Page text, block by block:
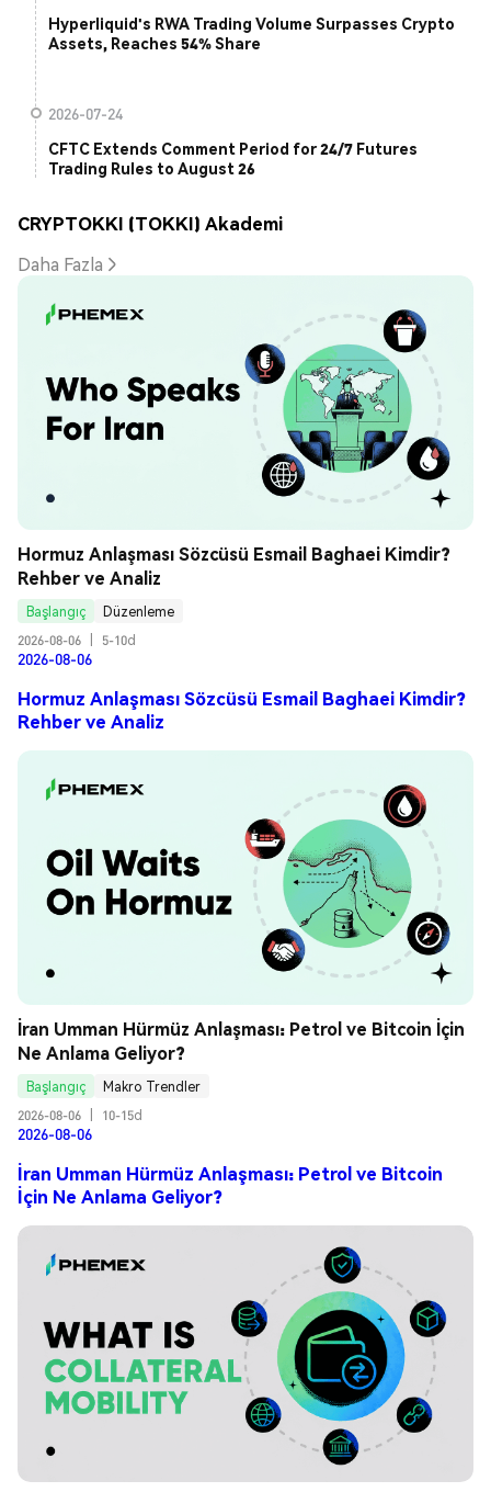
Hyperliquid's RWA Trading Volume Surpasses Crypto
Assets, Reaches 54% Share
2026-07-24
CFTC Extends Comment Period for 24/7 Futures
Trading Rules to August 26
CRYPTOKKI (TOKKI) Akademi
Daha Fazla
Hormuz Anlaşması Sözcüsü Esmail Baghaei Kimdir?
Rehber ve Analiz
Başlangıç
Düzenleme
2026-08-06
5-10d
2026-08-06
Hormuz Anlaşması Sözcüsü Esmail Baghaei Kimdir?
Rehber ve Analiz
İran Umman Hürmüz Anlaşması: Petrol ve Bitcoin İçin
Ne Anlama Geliyor?
Başlangıç
Makro Trendler
2026-08-06
10-15d
2026-08-06
İran Umman Hürmüz Anlaşması: Petrol ve Bitcoin
İçin Ne Anlama Geliyor?